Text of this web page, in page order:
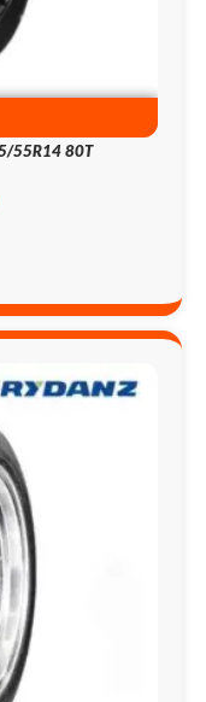
55R14 80T